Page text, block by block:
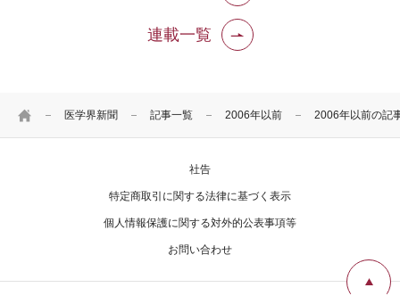
HOME 医学界新聞 記事一覧 2006年以前 2006年以前の記
連載一覧
社告
特定商取引に関する法律に基づく表示
個人情報保護に関する対外的公表事項等
お問い合わせ